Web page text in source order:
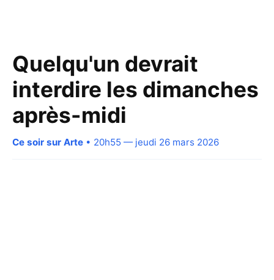
Quelqu'un devrait
interdire les dimanches
après-midi
Ce soir sur Arte • 20h55 — jeudi 26 mars 2026